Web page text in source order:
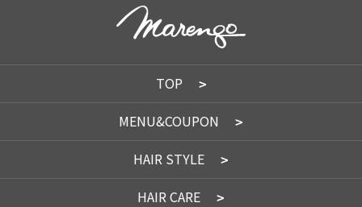
TOP
MENU&COUPON
HAIR STYLE
HAIR CARE